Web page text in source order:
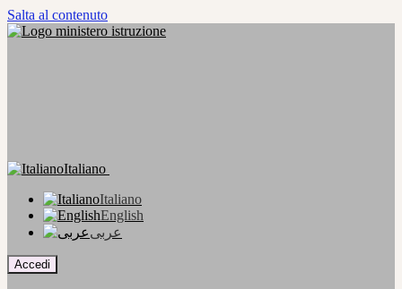
Salta al contenuto
Italiano
Italiano
English
عربى
Accedi